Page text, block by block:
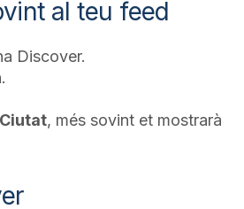
al teu feed
Discover.
, més sovint et mostrarà